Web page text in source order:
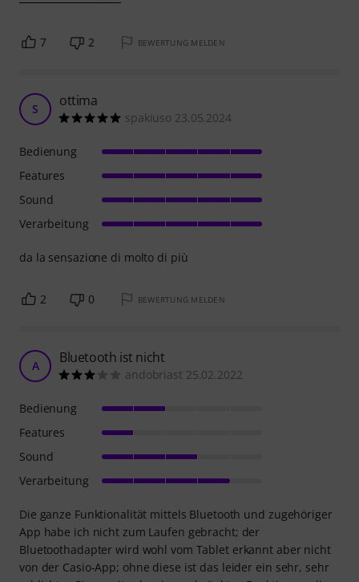
7 2 BEWERTUNG MELDEN
S ottima
spakiuso 23.05.2024
da la sensazione di molto di più
Bedienung
Features
Sound
Verarbeitung
2 0 BEWERTUNG MELDEN
A Bluetooth ist nicht
andobriast 25.02.2022
Die ganze Funktionalität mittels Bluetooth und zugehöriger
App habe ich nicht zum Laufen gebracht; der
Bluetoothadapter wird wohl vom Tablet erkannt aber nicht
von der Casio-App; ohne diese ist das leider ein sehr, sehr
Bedienung
Features
Sound
Verarbeitung